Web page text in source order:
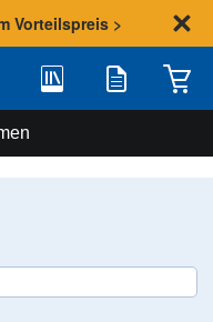
Vorteilspreis >
Bibliothek Merkliste